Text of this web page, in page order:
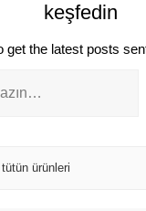
keşfedin
get the latest posts
tütün ürünleri